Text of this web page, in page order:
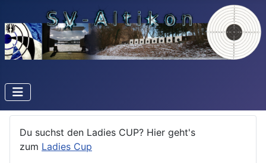
Du suchst den Ladies CUP? Hier geht's
zum Ladies Cup